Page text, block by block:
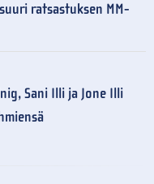
ratsastuksen MM-
Sani Illi ja Jone Illi